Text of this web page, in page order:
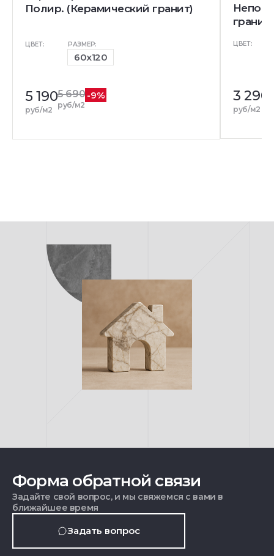
Полир. (Керамический гранит)
ЦВЕТ: РАЗМЕР:
60x120
5 190
руб/м2
5 690
руб/м2
-9%
гранит)
ЦВЕТ:
3 290
руб/м2
Форма обратной связи
Задайте свой вопрос, и мы свяжемся с вами в
ближайшее время
Задать вопрос